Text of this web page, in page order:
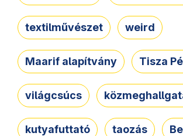
textilművészet weird
Maarif alapítvány Tisza
világcsúcs
kutyafuttató taozás